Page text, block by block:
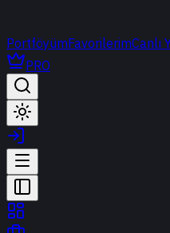
PortföyümFavorilerimCanlı
PRO